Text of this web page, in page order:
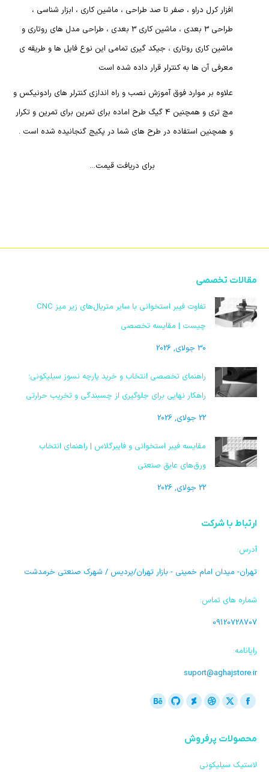
افزار کرل دراو ، صفر تا صد طراحی ، ماشین کاری ، ابزار شناسی ،
طراحی 3 بعدی ، ماشین کاری 3 بعدی ، طراحی مدل های روتاری و
ماشین کاری روتاری ، جیکد گیری تمامی این نوع فایل ها و طریقه ی
معرفی آن ها به کنترلر قرار داده شده است
علاوه بر موارد فوق آموزش نصب و راه اندازی کنترلر های رادونیکس و
مچ تری و همچنین 4 گیگ طرح اماده برای تمرین برای تمرین و تکرار
و همچنین استفاده در طرح های شما در پکیج گنجانیده شده است .
برای دریافت قیمت...
مقالات تخصصی
تفاوت فیبر استخوانی با سایر متریال‌های زیر میز CNC
چیست | مقایسه تخصصی
30 جولای, 2026
راهنمای تخصصی انتخاب و خرید پارچه نسوز سیلیکونی؛
راهکار نهایی برای جلوگیری از چسبندگی و تخریب حرارتی
22 جولای, 2026
مقایسه فیبر استخوانی و فایبرگلاس | راهنمای انتخاب
ورق‌های عایق صنعتی
22 جولای, 2026
ارتباط با شرکت
آدرس:
تهران- میدان امام خمینی - بازار تهران/پردیس / شهرک صنعتی خرمدشت
شماره های تماس:
09120728707
رایانامه:
suport@aghajstore.ir
ما را دنبال کنید در:
فیسبوک
کردن
ایکس
کردن
دریبل
کردن
Deviantart
کردن
گیت بیهنس
محصولات پرفروش
لاستیک سیلیکونی